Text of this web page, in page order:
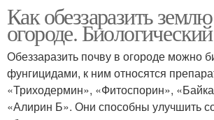
Как обеззаразить
огороде.
Обеззаразить почву в огороде можно
фунгицидами, к ним относятся
«Триходермин», «Фитоспорин»,
«Алирин Б». Они способны улучшить